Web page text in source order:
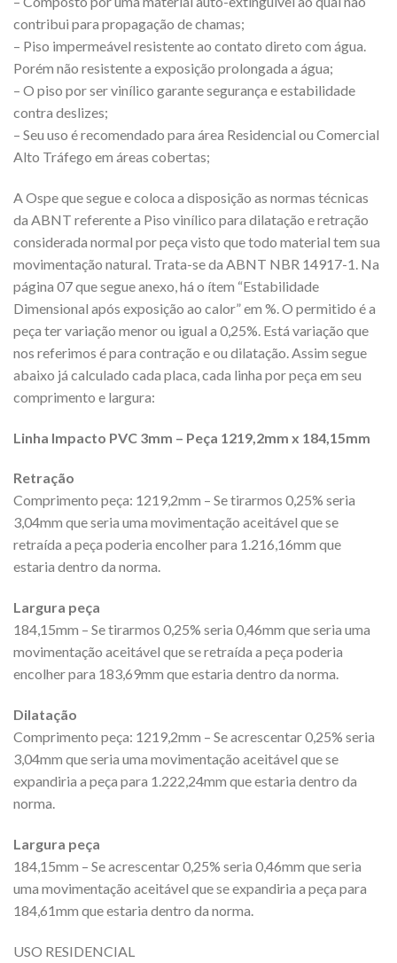
contribui para propagação de chamas;
– Piso impermeável resistente ao contato direto com água.
Porém não resistente a exposição prolongada a água;
– O piso por ser vinílico garante segurança e estabilidade
contra deslizes;
– Seu uso é recomendado para área Residencial ou Comercial
Alto Tráfego em áreas cobertas;
A Ospe que segue e coloca a disposição as normas técnicas
da ABNT referente a Piso vinílico para dilatação e retração
considerada normal por peça visto que todo material tem sua
movimentação natural. Trata-se da ABNT NBR 14917-1. Na
página 07 que segue anexo, há o ítem “Estabilidade
Dimensional após exposição ao calor” em %. O permitido é a
peça ter variação menor ou igual a 0,25%. Está variação que
nos referimos é para contração e ou dilatação. Assim segue
abaixo já calculado cada placa, cada linha por peça em seu
comprimento e largura:
Linha Impacto PVC 3mm – Peça 1219,2mm x 184,15mm
Retração
Comprimento peça: 1219,2mm – Se tirarmos 0,25% seria
3,04mm que seria uma movimentação aceitável que se
retraída a peça poderia encolher para 1.216,16mm que
estaria dentro da norma.
Largura peça
184,15mm – Se tirarmos 0,25% seria 0,46mm que seria uma
movimentação aceitável que se retraída a peça poderia
encolher para 183,69mm que estaria dentro da norma.
Dilatação
Comprimento peça: 1219,2mm – Se acrescentar 0,25% seria
3,04mm que seria uma movimentação aceitável que se
expandiria a peça para 1.222,24mm que estaria dentro da
norma.
Largura peça
184,15mm – Se acrescentar 0,25% seria 0,46mm que seria
uma movimentação aceitável que se expandiria a peça para
184,61mm que estaria dentro da norma.
USO RESIDENCIAL